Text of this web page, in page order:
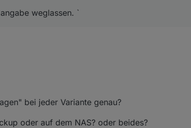
weglassen. `
bei jeder Variante genau?
oder auf dem NAS? oder beides?